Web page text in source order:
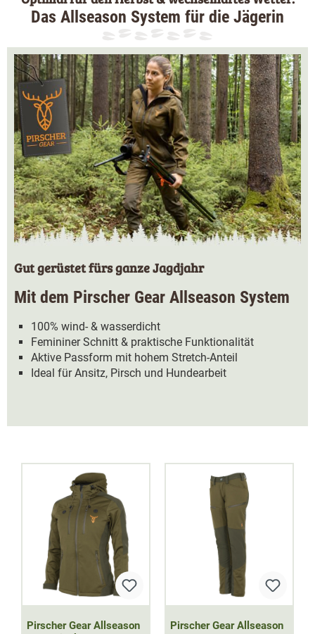
Das Allseason System für die Jägerin
Gut gerüstet fürs ganze Jagdjahr
Mit dem Pirscher Gear Allseason System
100% wind- & wasserdicht
Femininer Schnitt & praktische Funktionalität
Aktive Passform mit hohem Stretch-Anteil
Ideal für Ansitz, Pirsch und Hundearbeit
Pirscher Gear Allseason
Pirscher Gear Allseason